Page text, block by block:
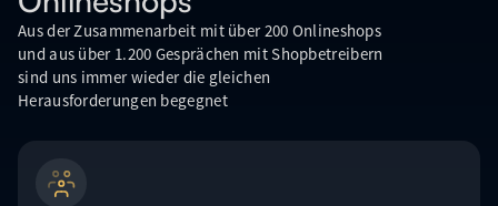
Aus der Zusammenarbeit mit über 200 Onlineshops
und aus über 1.200 Gesprächen mit Shopbetreibern
sind uns immer wieder die gleichen
Herausforderungen begegnet